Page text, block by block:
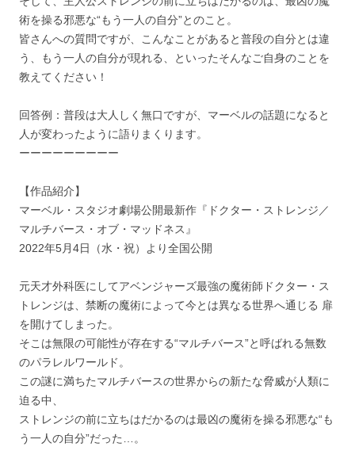
術を操る邪悪な“もう一人の自分”とのこと。
皆さんへの質問ですが、こんなことがあると普段の自分とは違
う、もう一人の自分が現れる、といったそんなご自身のことを
教えてください！
回答例：普段は大人しく無口ですが、マーベルの話題になると
人が変わったように語りまくります。
ーーーーーーーーー
【作品紹介】
マーベル・スタジオ劇場公開最新作『ドクター・ストレンジ／
マルチバース・オブ・マッドネス』
2022年5月4日（水・祝）より全国公開
元天才外科医にしてアベンジャーズ最強の魔術師ドクター・ス
トレンジは、禁断の魔術によって今とは異なる世界へ通じる 扉
を開けてしまった。
そこは無限の可能性が存在する“マルチバース”と呼ばれる無数
のパラレルワールド。
この謎に満ちたマルチバースの世界からの新たな脅威が人類に
迫る中、
ストレンジの前に立ちはだかるのは最凶の魔術を操る邪悪な“も
う一人の自分”だった…。